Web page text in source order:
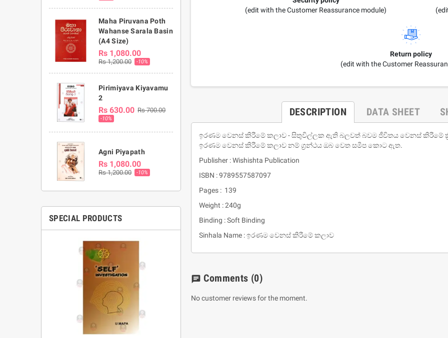
Maha Piruvana Poth
Wahanse Sarala Basin
(A4 Size)
Rs 1,080.00
Rs 1,200.00 -10%
Pirimiyava Kiyavamu
2
Rs 630.00 Rs 700.00
-10%
Agni Piyapath
Rs 1,080.00
Rs 1,200.00 -10%
SPECIAL PRODUCTS
(edit with the Customer Reassurance module)
Return policy
(edit with the Customer
DESCRIPTION DATA SHEET
ඉරණම වෙනස් කිරීමේ කලාව - සිතුවිල්ලක ඇති බලවත් බවම ජීවිතය වෙනස් කිරීමේ
ඉරණම වෙනස් කිරීමේ කලාව නම් ග්‍රන්ථය ඔබ වෙත සමීප කොට ඇත.
Publisher : Wishishta Publication
ISBN : 9789557587097
Pages : 139
Weight : 240g
Binding : Soft Binding
Sinhala Name : ඉරණම වෙනස් කිරීමේ කලාව
chat Comments (0)
No customer reviews for the moment.